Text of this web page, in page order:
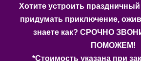
Хотите устроить
придумать приключение,
знаете как? СРОЧНО
ПОМОЖЕМ!
*Стоимость указана при